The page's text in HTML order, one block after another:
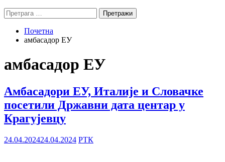
Претрага
за:
Почетна
амбасадор ЕУ
амбасадор ЕУ
Амбасадори ЕУ, Италије и Словачке
посетили Државни дата центар у
Крагујевцу
24.04.202424.04.2024 РТК